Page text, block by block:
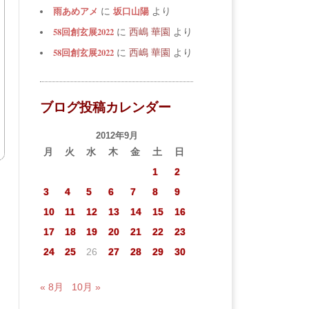
雨あめアメ に 坂口山陽 より
58回創玄展2022 に 西嶋 華園 より
58回創玄展2022 に 西嶋 華園 より
ブログ投稿カレンダー
2012年9月
月 火 水 木 金 土
日
1
2
3
4 5 6 7 8
9
10
11 12 13 14 15
16
17
18 19 20 21 22
23
24
25 26 27 28 29 30
« 8月 10月 »